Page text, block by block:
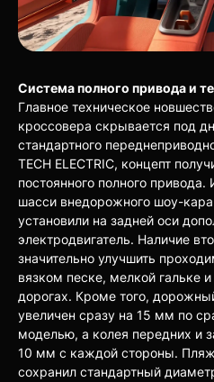
Система полного привода и
Главное техническое
кроссовера скрывается под
стандартного
TECH ELECTRIC, концепт
постоянного полного
шасси внедорожного шоу-кара
установили на задней оси
электродвигатель. Наличие
значительно улучшить
вязком песке, мелкой гальке
дорогах. Кроме того,
увеличен сразу на 15 мм по
моделью, а колея передних и
10 мм с каждой стороны.
сохранил стандартный